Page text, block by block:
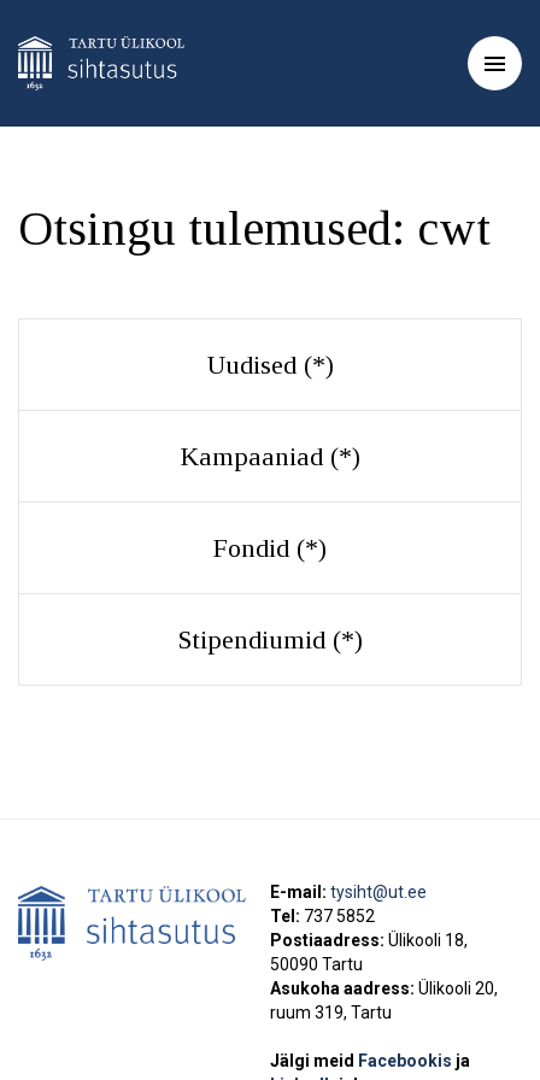
Otsingu tulemused: cwt
Uudised (*)
Kampaaniad (*)
Fondid (*)
Stipendiumid (*)
E-mail: tysiht@ut.ee
Tel: 737 5852
Postiaadress: Ülikooli 18,
50090 Tartu
Asukoha aadress: Ülikooli 20,
ruum 319, Tartu
Jälgi meid Facebookis ja